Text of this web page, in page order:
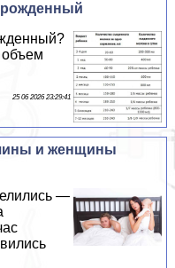
объем
25 06 2026 23:29:41
и женщины
—